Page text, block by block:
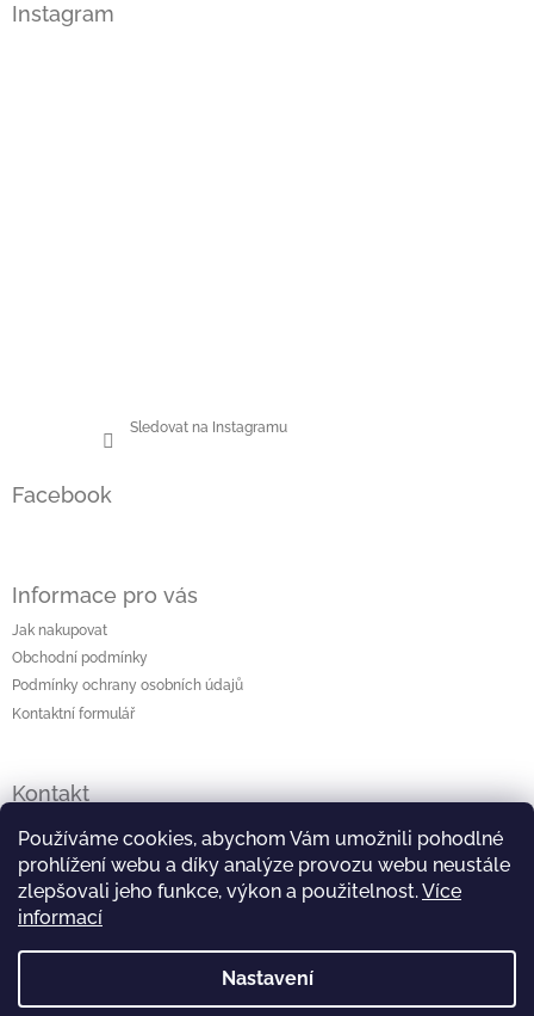
Používáme cookies, abychom Vám umožnili pohodlné
prohlížení webu a díky analýze provozu webu neustále
zlepšovali jeho funkce, výkon a použitelnost.Více
informací
Nastavení
Instagram
Sledovat na Instagramu
Facebook
Informace pro vás
Jak nakupovat
Obchodní podmínky
Podmínky ochrany osobních údajů
Kontaktní formulář
Kontakt
lenka@originalniporcelan.cz
+420 724 872 504
https://www.facebook.com/studiomaliska
https://www.instagram.com/studiomaliska/